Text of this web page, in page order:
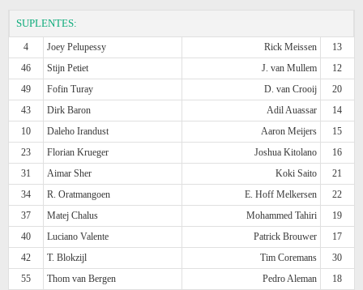
SUPLENTES:
4 Joey Pelupessy Rick Meissen
13
46
Stijn Petiet J. van Mullem
12
49
Fofin Turay D. van Crooij
20
43
Dirk Baron Adil Auassar
14
10
Daleho Irandust Aaron Meijers
15
23
Florian Krueger Joshua Kitolano
16
31
Aimar Sher Koki Saito
21
34
R. Oratmangoen E. Hoff Melkersen
22
37
Matej Chalus Mohammed Tahiri
19
40
Luciano Valente Patrick Brouwer
17
42
T. Blokzijl Tim Coremans
30
55
Thom van Bergen Pedro Aleman 18